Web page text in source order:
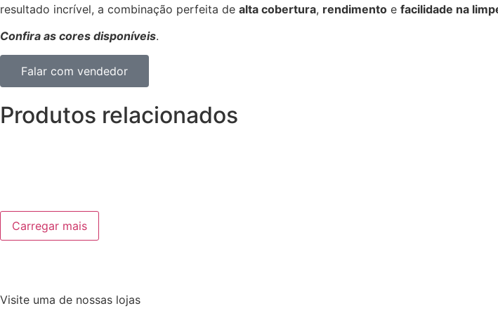
resultado incrível, a combinação perfeita de alta cobertura, rendimento e facilidade na
Confira as cores disponíveis.
Falar com vendedor
Produtos relacionados
Carregar mais
Visite uma de nossas lojas